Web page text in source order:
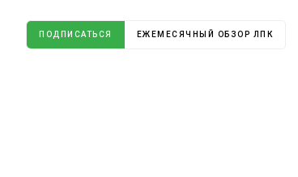
ПОДПИСАТЬСЯ ЕЖЕМЕСЯЧНЫЙ ОБЗОР ЛПК